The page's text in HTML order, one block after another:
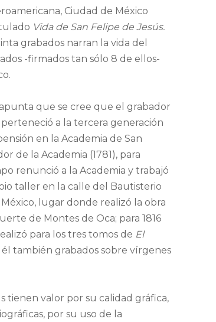
Ciudad de México
Vida de San Felipe de Jesús.
grabados narran la vida del
-firmados tan sólo 8 de ellos-
que se cree que el grabador
a la tercera generación
en la Academia de San
de la Academia (1781), para
renunció a la Academia y trabajó
taller en la calle del Bautisterio
lugar donde realizó la obra
de Montes de Oca; para 1816
para los tres tomos de El
también grabados sobre vírgenes
tienen valor por su calidad gráfica,
por su uso de la